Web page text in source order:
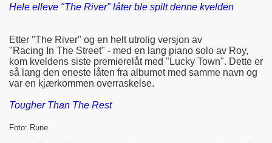
Hele elleve "The River" låter ble spilt denne kvelden
Etter "The River" og en helt utrolig versjon av
"Racing In The Street" - med en lang piano solo av Roy,
kom kveldens siste premierelåt med "Lucky Town". Dette er
så lang den eneste låten fra albumet med samme navn og
var en kjærkommen overraskelse.
Tougher Than The Rest
Foto: Rune